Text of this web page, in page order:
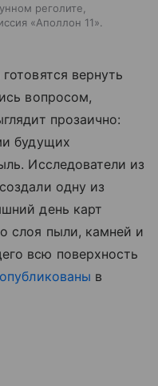
реголите,
«Аполлон 11».
вернуть
вопросом,
прозаично:
будущих
Исследователи из
одну из
день карт
слоя пыли, камней и
всю поверхность
опубликованы в